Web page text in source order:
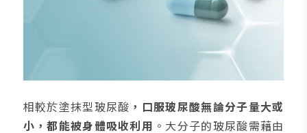
相較於塗抹型玻尿酸 ，口服玻尿酸無論分子量大或
小，都能被身體吸收利用 。大分子的玻尿酸需藉由